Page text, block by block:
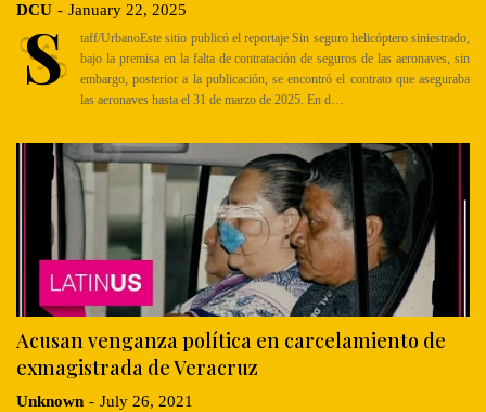
DCU - January 22, 2025
S
taff/UrbanoEste sitio publicó el reportaje Sin seguro helicóptero siniestrado,
bajo la premisa en la falta de contratación de seguros de las aeronaves, sin
embargo, posterior a la publicación, se encontró el contrato que aseguraba
las aeronaves hasta el 31 de marzo de 2025. En d…
Acusan venganza política en carcelamiento de
exmagistrada de Veracruz
Unknown - July 26, 2021